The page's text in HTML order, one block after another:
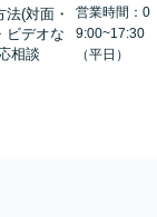
法(対面・
ビデオな
相談
営業時間：0
9:00~17:30
（平日）